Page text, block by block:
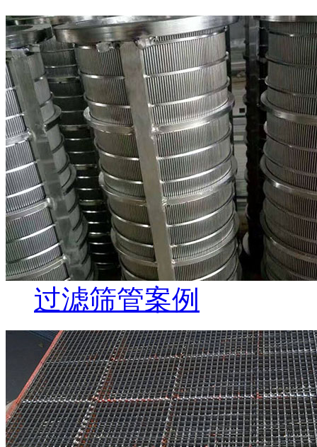
过滤筛管案例